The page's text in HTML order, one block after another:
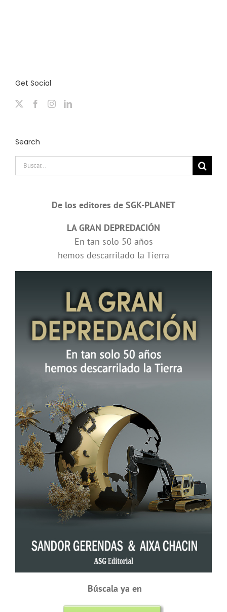
Get Social
Search
Buscar:
De los editores de SGK-PLANET
LA GRAN DEPREDACIÓN
En tan solo 50 años
hemos descarrilado la Tierra
Búscala ya en